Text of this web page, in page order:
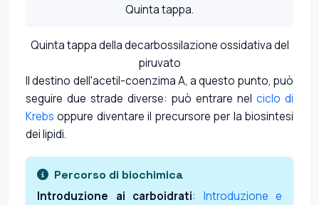
Quinta tappa della decarbossilazione ossidativa del
piruvato
Il destino dell'acetil-coenzima A, a questo punto, può
seguire due strade diverse: può entrare nel ciclo di
Krebs oppure diventare il precursore per la biosintesi
dei lipidi.
Percorso di biochimica
Introduzione ai carboidrati: Introduzione e